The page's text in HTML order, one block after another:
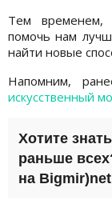
Тем временем,
помочь нам
найти новые
Напомним,
искусственный
Хотите
раньше
на Bigmir)net